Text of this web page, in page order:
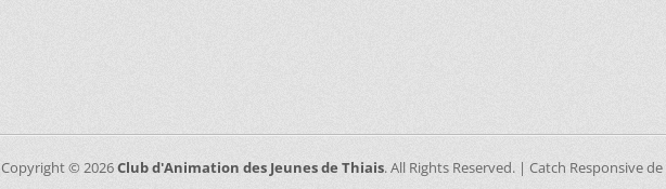
Copyright © 2026Club d'Animation des Jeunes de Thiais. All Rights Reserved. | Catch Responsive de